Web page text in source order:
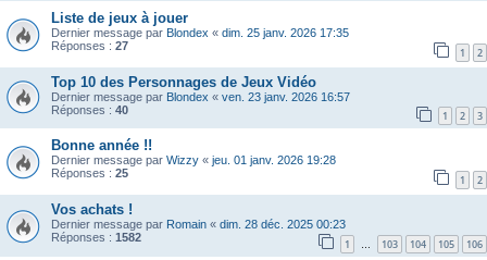
Liste de jeux à jouer
Dernier message par Blondex « dim. 25 janv. 2026 17:35
Réponses : 27 1 2
Top 10 des Personnages de Jeux Vidéo
Dernier message par Blondex « ven. 23 janv. 2026 16:57
Réponses : 40 1 2 3
Bonne année !!
Dernier message par Wizzy « jeu. 01 janv. 2026 19:28
Réponses : 25 1 2
Vos achats !
Dernier message par Romain « dim. 28 déc. 2025 00:23
Réponses : 1582 1 103 104 105 106